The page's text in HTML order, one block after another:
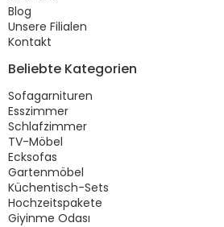
Blog
Unsere Filialen
Kontakt
Beliebte Kategorien
Sofagarnituren
Esszimmer
Schlafzimmer
TV-Möbel
Ecksofas
Gartenmöbel
Küchentisch-Sets
Hochzeitspakete
Giyinme Odası